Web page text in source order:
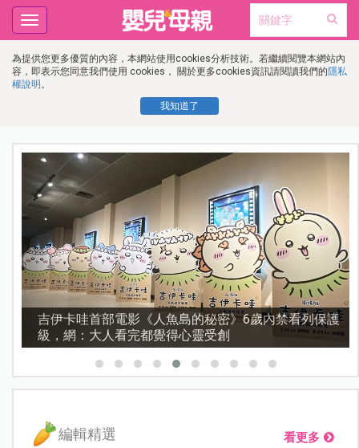
為提供您更多優質的內容，本網站使用cookies分析技術。若繼續閱覽本網站內
容，即表示您同意我們使用 cookies， 關於更多cookies資訊請閱讀我們的隱私
權說明 。
我知道了
Toggle
navigation
吉伊卡哇首部電影《人魚島的秘密》6歲內禁看列保護
級，網：大人看完都覺得心靈受創
編輯精選 看更多